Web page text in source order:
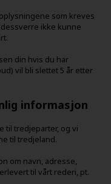
som kreves
ikke kunne
din hvis du har
vil bli slettet 5 år etter
informasjon
til tredjeparter, og vi
til tredjeland.
om navn, adresse,
til vårt rederi, pt.